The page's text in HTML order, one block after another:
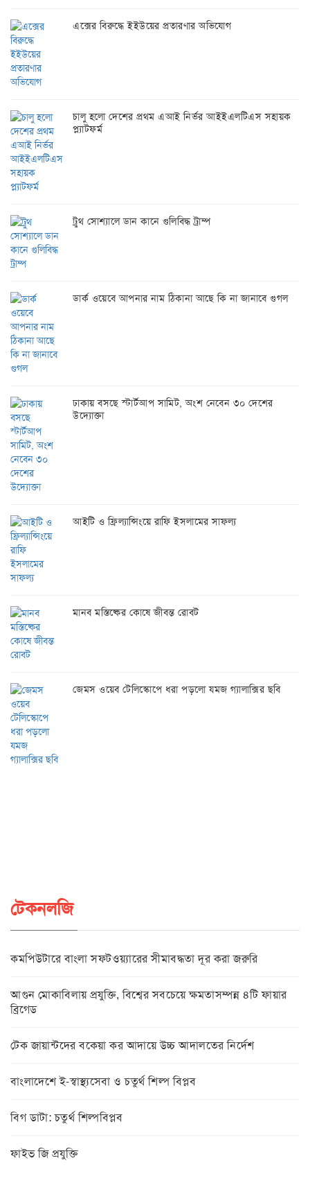
এক্সের বিরুদ্ধে ইইউয়ের প্রতারণার অভিযোগ
চালু হলো দেশের প্রথম এআই নির্ভর আইইএলটিএস সহায়ক
প্ল্যাটফর্ম
ট্রুথ সোশ্যালে ডান কানে গুলিবিদ্ধ ট্রাম্প
ডার্ক ওয়েবে আপনার নাম ঠিকানা আছে কি না জানাবে গুগল
ঢাকায় বসছে স্টার্টআপ সামিট, অংশ নেবেন ৩০ দেশের
উদ্যোক্তা
আইটি ও ফ্রিল্যান্সিংয়ে রাফি ইসলামের সাফল্য
মানব মস্তিষ্কের কোষে জীবন্ত রোবট
জেমস ওয়েব টেলিস্কোপে ধরা পড়লো যমজ গ্যালাক্সির ছবি
টেকনলজি
কমপিউটারে বাংলা সফটওয়্যারের সীমাবদ্ধতা দূর করা জরুরি
আগুন মোকাবিলায় প্রযুক্তি, বিশ্বের সবচেয়ে ক্ষমতাসম্পন্ন ৪টি ফায়ার
ব্রিগেড
টেক জায়ান্টদের বকেয়া কর আদায়ে উচ্চ আদালতের নির্দেশ
বাংলাদেশে ই-স্বাস্থ্যসেবা ও চতুর্থ শিল্প বিপ্লব
বিগ ডাটা: চতুর্থ শিল্পবিপ্লব
ফাইভ জি প্রযুক্তি